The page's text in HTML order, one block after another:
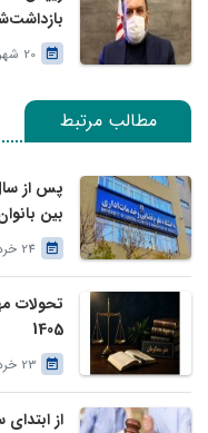
20 شهریور 1400
مطالب مرتبط
پس از
بین
24 خرداد 1405
1405
23 خرداد 1405
از